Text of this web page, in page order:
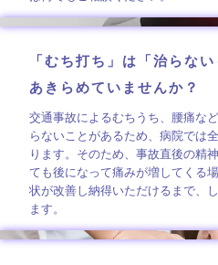
「むち打ち」は「治らな
あきらめていませんか？
交通事故によるむちうち、腰痛な
らないことがあるため、病院では
ります。そのため、事故直後の精
ても後になって痛みが増してくる
状が改善し納得いただけるまで、
ます。